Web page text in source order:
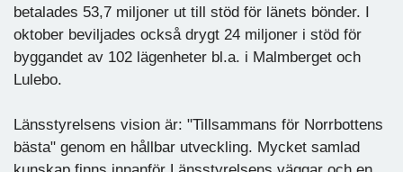
betalades 53,7 miljoner ut till stöd för länets bönder. I
oktober beviljades också drygt 24 miljoner i stöd för
byggandet av 102 lägenheter bl.a. i Malmberget och
Lulebo.
Länsstyrelsens vision är: "Tillsammans för Norrbottens
bästa" genom en hållbar utveckling. Mycket samlad